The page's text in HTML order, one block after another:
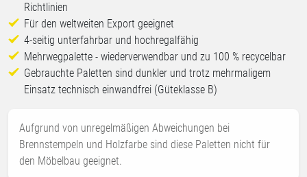
Richtlinien
Für den weltweiten Export geeignet
4-seitig unterfahrbar und hochregalfähig
Mehrwegpalette - wiederverwendbar und zu 100 % recycelbar
Gebrauchte Paletten sind dunkler und trotz mehrmaligem
Einsatz technisch einwandfrei (Güteklasse B)
Aufgrund von unregelmäßigen Abweichungen bei
Brennstempeln und Holzfarbe sind diese Paletten nicht für
den Möbelbau geeignet.